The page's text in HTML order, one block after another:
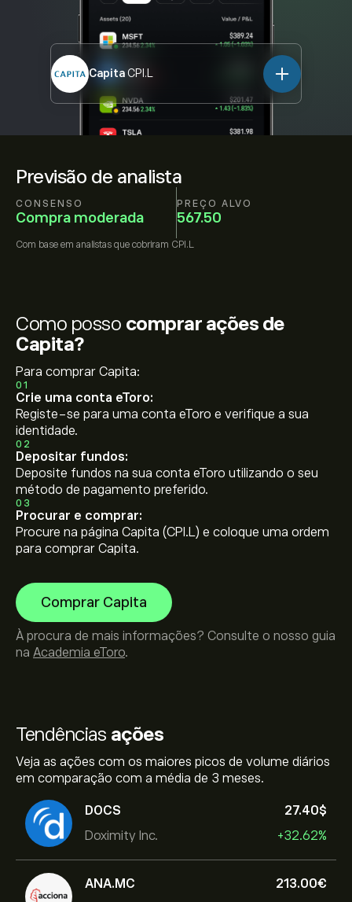
Previsão de analista
CONSENSO
Compra moderada
PREÇO ALVO
567.50
Com base em analistas que cobriram CPI.L
CapitaCPI.L
Tendências ações
Veja as ações com os maiores picos de volume diários
em comparação com a média de 3 meses.
DOCS
Doximity Inc.
27.40‎$‎
+32.62%
ANA.MC
213.00‎€‎
Como posso comprar ações de
Capita?
Para comprar Capita:
01
Crie uma conta eToro:
Registe-se para uma conta eToro e verifique a sua
identidade.
02
Depositar fundos:
Deposite fundos na sua conta eToro utilizando o seu
método de pagamento preferido.
03
Procurar e comprar:
Procure na página Capita (CPI.L) e coloque uma ordem
para comprar Capita.
Comprar Capita
À procura de mais informações? Consulte o nosso guia
na Academia eToro.